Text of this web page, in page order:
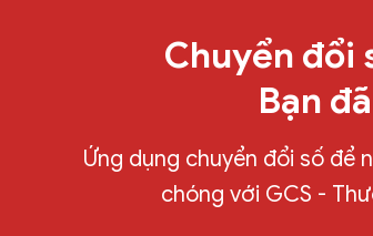
Chuyển đổi
Bạn
Ứng dụng chuyển đổi số để
chóng với GCS -